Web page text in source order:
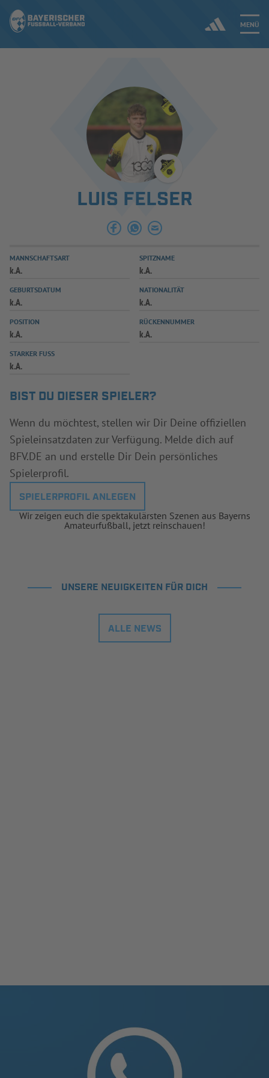
MENÜ
ERGEBNISSE & WETTBEWERBE
SPIELBETRIEB & VERBANDSLEBEN
AUSBILDUNG & FÖRDERUNG
SPIELPLUS
LUIS FELSER
MANNSCHAFTSART
k.A.
SPITZNAME
k.A.
GEBURTSDATUM
k.A.
NATIONALITÄT
k.A.
POSITION
k.A.
RÜCKENNUMMER
k.A.
STARKER FUSS
k.A.
BIST DU DIESER SPIELER?
Wenn du möchtest, stellen wir Dir Deine offiziellen
Spieleinsatzdaten zur Verfügung. Melde dich auf
BFV.DE an und erstelle Dir Dein persönliches
Spielerprofil.
SPIELERPROFIL ANLEGEN
Wir zeigen euch die spektakulärsten Szenen aus Bayerns
Amateurfußball, jetzt reinschauen!
UNSERE NEUIGKEITEN FÜR DICH
ALLE NEWS